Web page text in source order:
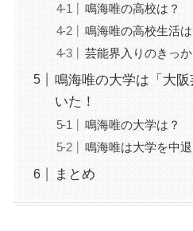
鳴海唯の高校は？
鳴海唯の高校生活は
芸能界入りのきっ
鳴海唯の大学は「大
いた！
鳴海唯の大学は？
鳴海唯は大学を中退
まとめ